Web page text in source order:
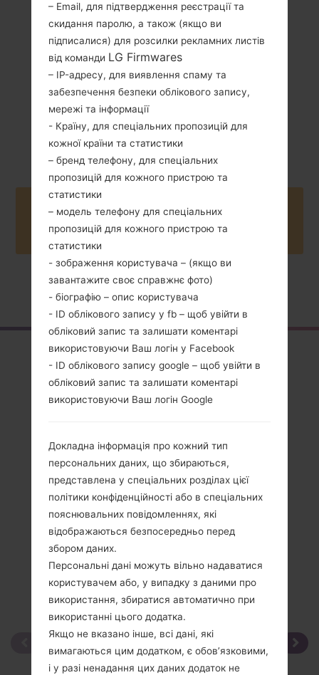
Android 6.0.x
Marshmallow
Mirror Release
Серпень, 2016
Buy accessories on Amazon
Головна → Серія →LG X Power
Огляд
LGK220F(LGK220F)
akaLG X Power
Порівняти
– Email, для підтвердження реєстрації та
скидання паролю, а також (якщо ви
підписалися) для розсилки рекламних листів
від команди LG Firmwares
– IP-адресу, для виявлення спаму та
забезпечення безпеки облікового запису,
мережі та інформації
- Країну, для спеціальних пропозицій для
кожної країни та статистики
– бренд телефону, для спеціальних
пропозицій для кожного пристрою та
статистики
– модель телефону для спеціальних
пропозицій для кожного пристрою та
статистики
- зображення користувача – (якщо ви
завантажите своє справжнє фото)
- біографію – опис користувача
- ID облікового запису у fb – щоб увійти в
обліковий запис та залишати коментарі
використовуючи Ваш логін у Facebook
- ID облікового запису google – щоб увійти в
обліковий запис та залишати коментарі
використовуючи Ваш логін Google
Докладна інформація про кожний тип
персональних даних, що збираються,
представлена у спеціальних розділах цієї
політики конфіденційності або в спеціальних
пояснювальних повідомленнях, які
відображаються безпосередньо перед
збором даних.
Персональні дані можуть вільно надаватися
користувачем або, у випадку з даними про
використання, збиратися автоматично при
використанні цього додатка.
Якщо не вказано інше, всі дані, які
вимагаються цим додатком, є обов’язковими,
і у разі ненадання цих даних додаток не